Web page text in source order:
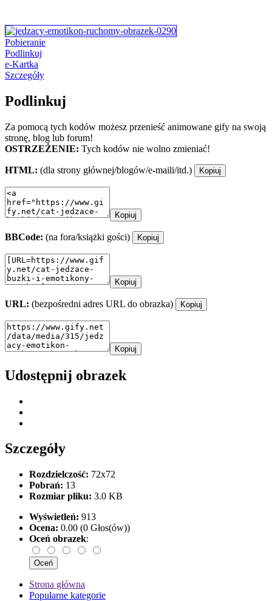
Pobieranie
Podlinkuj
e-Kartka
Szczegóły
Podlinkuj
Za pomocą tych kodów możesz przenieść animowane gify na swoją
stronę, blog lub forum!
OSTRZEŻENIE: Tych kodów nie wolno zmieniać!
HTML: (dla strony głównej/blogów/e-maili/itd.) Kopiuj
Kopiuj
BBCode: (na fora/książki gości) Kopiuj
Kopiuj
URL: (bezpośredni adres URL do obrazka) Kopiuj
Kopiuj
Udostępnij obrazek
Szczegóły
Rozdzielczość: 72x72
Pobrań: 13
Rozmiar pliku: 3.0 KB
Wyświetleń: 913
Ocena: 0.00 (0 Głos(ów))
Oceń obrazek:
Strona główna
Popularne kategorie